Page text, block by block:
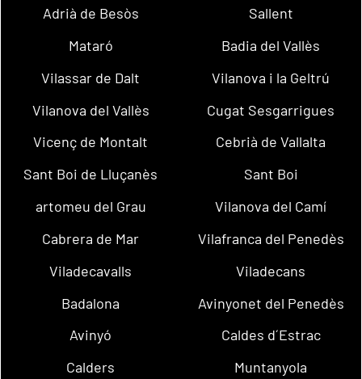
Adrià de Besòs
Sallent
Mataró
Badia del Vallès
Vilassar de Dalt
Vilanova i la Geltrú
Vilanova del Vallès
Cugat Sesgarrigues
Vicenç de Montalt
Cebrià de Vallalta
Sant Boi de Lluçanès
Sant Boi
artomeu del Grau
Vilanova del Camí
Cabrera de Mar
Vilafranca del Penedès
Viladecavalls
Viladecans
Badalona
Avinyonet del Penedès
Avinyó
Caldes d´Estrac
Calders
Muntanyola